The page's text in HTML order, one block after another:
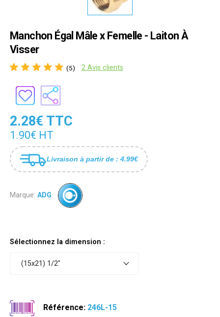
Manchon Égal Mâle x Femelle - Laiton À
Visser
(5) 2 Avis clients
2.28€ TTC
1.90€ HT
Livraison à partir de : 4.99€
Marque: ADG
Sélectionnez la dimension :
(15x21) 1/2"
Référence: 246L-15